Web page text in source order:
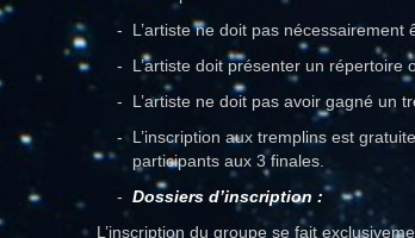
L’artiste ne doit pas nécessairement
L’artiste doit présenter un répertoire
L’artiste ne doit pas avoir gagné un
L’inscription aux tremplins est
participants aux 3 finales.
Dossiers d’inscription :
L’inscription du groupe se fait